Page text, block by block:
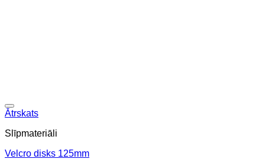
Ātrskats
Slīpmateriāli
Velcro disks 125mm